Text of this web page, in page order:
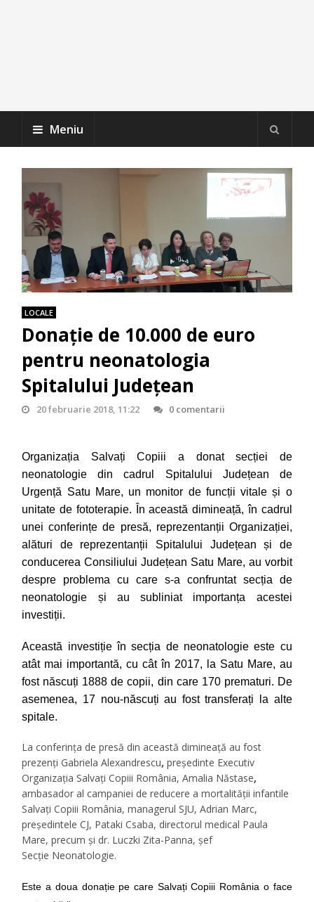
Meniu
LOCALE
Donație de 10.000 de euro
pentru neonatologia
Spitalului Județean
20 februarie 2018, 11:22 0 comentarii
Organizația Salvați Copiii a donat secției de
neonatologie din cadrul Spitalului Județean de
Urgență Satu Mare, un monitor de funcții vitale și o
unitate de fototerapie.
În această dimineață, în cadrul
unei conferințe de presă, reprezentanții Organizației,
alături de reprezentanții Spitalului Județean și de
conducerea Consiliului Județean Satu Mare, au vorbit
despre problema cu care s-a confruntat secția de
neonatologie și au subliniat importanța acestei
investiții.
Această investiție în secția de neonatologie este cu
atât mai importantă, cu cât în 2017, la Satu Mare, au
fost născuți 1888 de copii, din care 170 prematuri. De
asemenea, 17 nou-născuți au fost transferați la alte
spitale.
La conferința de presă din această dimineață au fost
prezenți Gabriela Alexandrescu, președinte Executiv
Organizația Salvați Copiii România, Amalia Năstase,
ambasador al campaniei de reducere a mortalității infantile
Salvați Copiii România, managerul SJU, Adrian Marc,
președintele CJ, Pataki Csaba, directorul medical Paula
Mare, precum și dr. Luczki Zita-Panna, șef
Secție Neonatologie.
Este a doua donație pe care Salvați Copiii România o face